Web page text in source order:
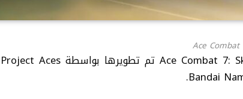
Ace Combat
لعبة محاكاة الطائرات الحربية Ace Combat 7: Skies Unknown تم تطويرها بواسطة Project Aces